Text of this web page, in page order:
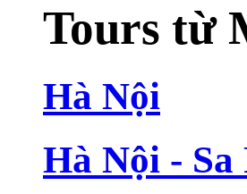
Tours từ
Hà Nội
Hà Nội - Sa